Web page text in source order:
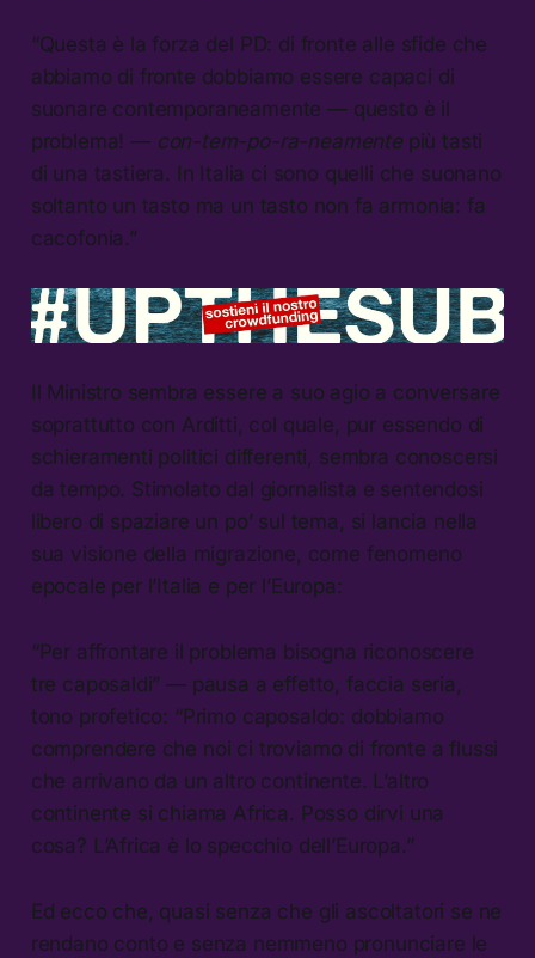
“Questa è la forza del PD: di fronte alle sfide che
abbiamo di fronte dobbiamo essere capaci di
suonare contemporaneamente — questo è il
problema! — con-tem-po-ra-neamente più tasti
di una tastiera. In Italia ci sono quelli che suonano
soltanto un tasto ma un tasto non fa armonia: fa
cacofonia.”
Il Ministro sembra essere a suo agio a conversare
soprattutto con Arditti, col quale, pur essendo di
schieramenti politici differenti, sembra conoscersi
da tempo. Stimolato dal giornalista e sentendosi
libero di spaziare un po’ sul tema, si lancia nella
sua visione della migrazione, come fenomeno
epocale per l’Italia e per l’Europa:
“Per affrontare il problema bisogna riconoscere
tre caposaldi” — pausa a effetto, faccia seria,
tono profetico: “Primo caposaldo: dobbiamo
comprendere che noi ci troviamo di fronte a flussi
che arrivano da un altro continente. L’altro
continente si chiama Africa. Posso dirvi una
cosa? L’Africa è lo specchio dell’Europa.”
Ed ecco che, quasi senza che gli ascoltatori se ne
rendano conto e senza nemmeno pronunciare le